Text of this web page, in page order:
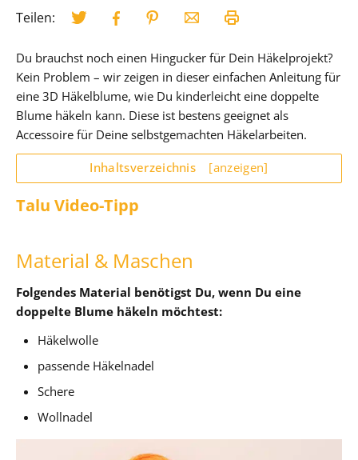
Teilen:
Du brauchst noch einen Hingucker für Dein Häkelprojekt?
Kein Problem – wir zeigen in dieser einfachen Anleitung für
eine 3D Häkelblume, wie Du kinderleicht eine doppelte
Blume häkeln kann. Diese ist bestens geeignet als
Accessoire für Deine selbstgemachten Häkelarbeiten.
Inhaltsverzeichnis [anzeigen]
Talu Video-Tipp
Material & Maschen
Folgendes Material benötigst Du, wenn Du eine
doppelte Blume häkeln möchtest:
Häkelwolle
passende Häkelnadel
Schere
Wollnadel